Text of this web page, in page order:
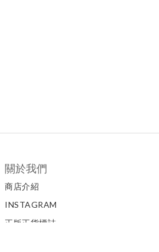
關於我們
商店介紹
INSTAGRAM
正版正貨標誌